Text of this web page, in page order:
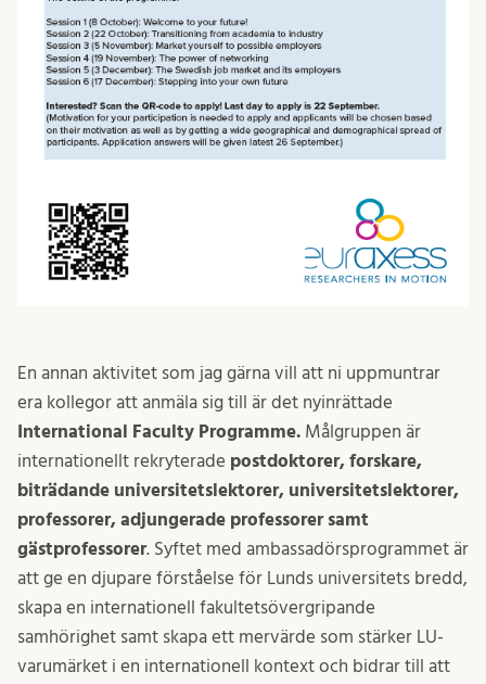
En annan aktivitet som jag gärna vill att ni uppmuntrar
era kollegor att anmäla sig till är det nyinrättade
International Faculty Programme. Målgruppen är
internationellt rekryterade postdoktorer, forskare,
biträdande universitetslektorer, universitetslektorer,
professorer, adjungerade professorer samt
gästprofessorer. Syftet med ambassadörsprogrammet är
att ge en djupare förståelse för Lunds universitets bredd,
skapa en internationell fakultetsövergripande
samhörighet samt skapa ett mervärde som stärker LU-
varumärket i en internationell kontext och bidrar till att